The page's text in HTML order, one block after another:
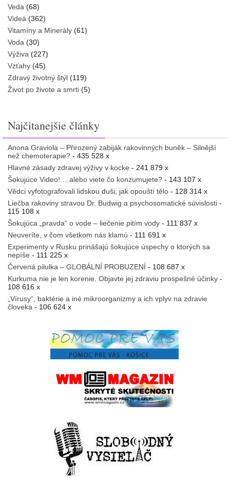
Veda (68)
Videá (362)
Vitamíny a Minerály (61)
Voda (30)
Výživa (227)
Vzťahy (45)
Zdravý životný štýl (119)
Život po živote a smrti (5)
Najčitanejšie články
Anona Graviola – Přirozený zabiják rakovinných buněk – Silnější
než chemoterapie? - 435 528 x
Hlavné zásady zdravej výživy v kocke - 241 879 x
Šokujúce Video! …alebo viete čo konzumujete? - 143 107 x
Vědci vyfotografovali lidskou duši, jak opouští tělo - 128 314 x
Liečba rakoviny stravou Dr. Budwig a psychosomatické súvislosti -
115 108 x
Šokujúca „pravda“ o vode – liečenie pitím vody - 111 837 x
Neuveríte, v čom všetkom nás klamú - 111 691 x
Experimenty v Rusku prinášajú šokujúce úspechy o ktorých sa
nepíše - 111 225 x
Červená pilulka – GLOBÁLNÍ PROBUZENÍ - 108 687 x
Kurkuma nie je len korenie. Objavte jej zdraviu prospešné účinky -
108 616 x
„Vírusy“, baktérie a iné mikroorganizmy a ich vplyv na zdravie
človeka - 106 624 x